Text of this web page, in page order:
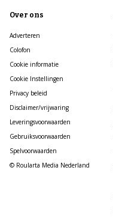
Over ons
Adverteren
Colofon
Cookie informatie
Cookie Instellingen
Privacy beleid
Disclaimer/vrijwaring
Leveringsvoorwaarden
Gebruiksvoorwaarden
Spelvoorwaarden
© Roularta Media Nederland